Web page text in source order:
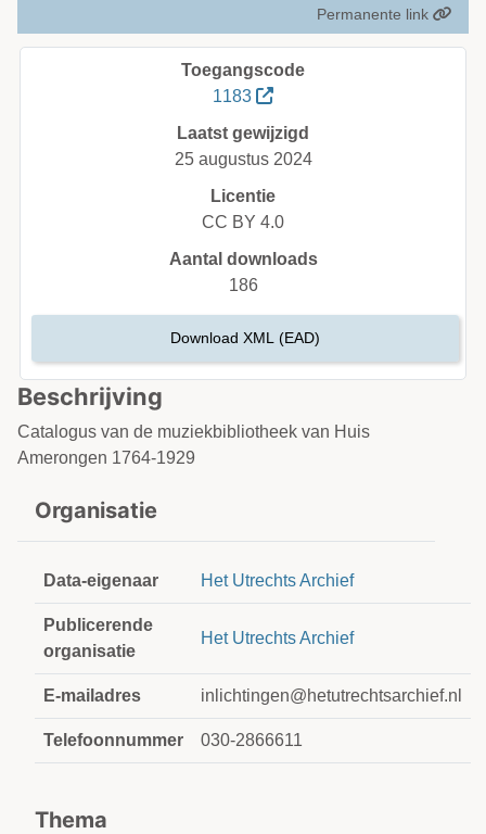
Permanente link
Beschrijving
Catalogus van de muziekbibliotheek van Huis
Amerongen 1764-1929
Organisatie
Data-eigenaar Het Utrechts Archief
Publicerende
organisatie
Het Utrechts Archief
E-mailadres inlichtingen@hetutrechtsarchief.nl
Telefoonnummer 030-2866611
Thema
Toegangscode
1183
Laatst gewijzigd
25 augustus 2024
Licentie
CC BY 4.0
Aantal downloads
186
Download XML (EAD)